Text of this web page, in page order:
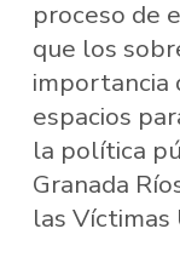
proceso de
que los
importancia
espacios
la política
Granada
las Víctimas